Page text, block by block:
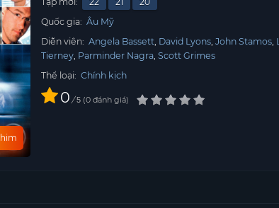
Quốc gia: Âu Mỹ
Diễn viên: Angela Bassett David Lyons John Stamos
Tierney Parminder Nagra Scott Grimes
Thể loại: Chính kịch
0 / 5 0 đánh giá